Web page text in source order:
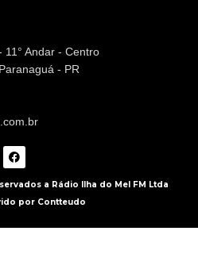
11° Andar - Centro
- PR
a Rádio Ilha do Mel FM Ltda
por Contteudo